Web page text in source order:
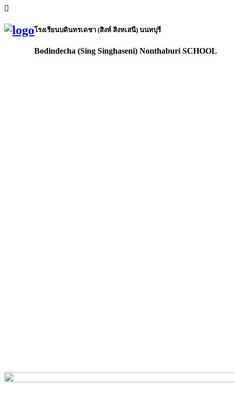
โรงเรียนบดินทรเดชา (สิงห์ สิงหเสนี) นนทบุรี
Bodindecha (Sing Singhaseni) Nonthaburi SCHOOL